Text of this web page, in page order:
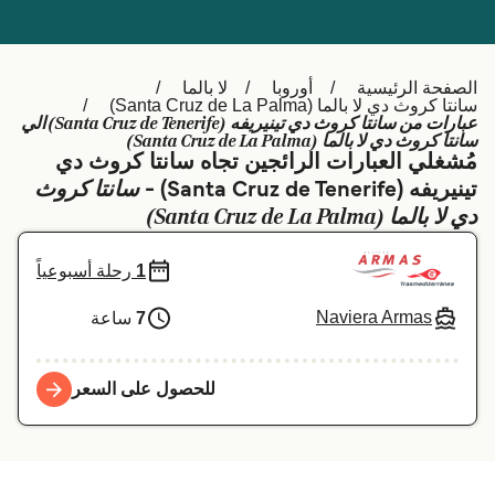
België (NL)
Ελλάδα
Belgique (FR)
Polska
Deutschland
Schweiz (DE)
Norge
Україна
Indonesia
Maroc (FR)
الصفحة الرئيسية أوروبا
لا بالما
سانتا كروث دي لا بالما (Santa Cruz de La Palma)
عبارات من سانتا كروث دي تينيريفه (Santa Cruz de Tenerife) الي
سانتا كروث دي لا بالما (Santa Cruz de La Palma)
مُشغلي العبارات الرائجين تجاه سانتا كروث دي
تينيريفه (Santa Cruz de Tenerife) -
سانتا كروث
دي لا بالما (Santa Cruz de La Palma)
Naviera Armas
1 رحلة أسبوعياً
7 ساعة
للحصول على السعر